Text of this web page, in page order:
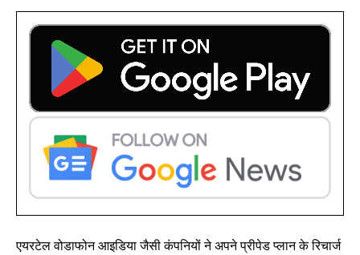
एयरटेल वोडाफोन आइडिया जैसी कंपनियों ने अपने प्रीपेड प्लान के रिचार्ज